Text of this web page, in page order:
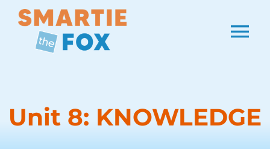
O nás
Unit 8: KNOWLEDGE